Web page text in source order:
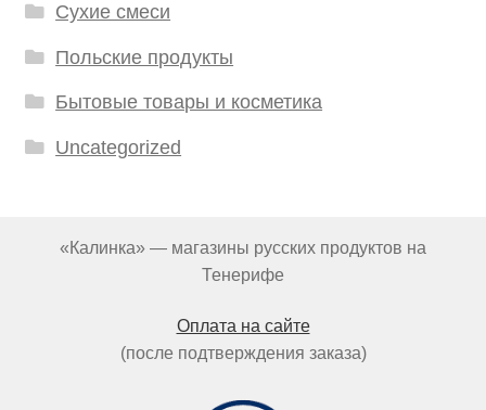
Сухие смеси
Польские продукты
Бытовые товары и косметика
Uncategorized
«Калинка» — магазины русских продуктов на
Тенерифе
Оплата на сайте
(после подтверждения заказа)